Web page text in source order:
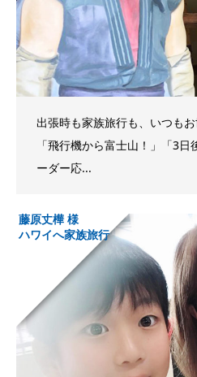
出張時も家族旅行も、いつも
「飛行機から富士山！」「3
ーダー応...
藤原丈樺 様
ハワイへ家族旅行